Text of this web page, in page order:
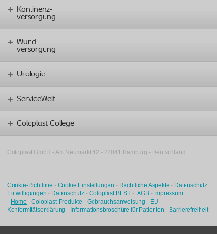
Kontinenz-
versorgung
Wund-
versorgung
Urologie
ServiceWelt
Coloplast College
Coloplast GmbH - Am Neumarkt 42 ‑ 22041 Hamburg - Deutschland
Cookie-Richtlinie - Cookie Einstellungen - Rechtliche Aspekte - Datenschutz
Einwilligungen - Datenschutz - Coloplast BEST - AGB - Impressum
- Home - Coloplast-Produkte - Gebrauchsanweisung - EU-
Konformitätserklärung - Informationsbroschüre für Patienten - Barrierefreiheit